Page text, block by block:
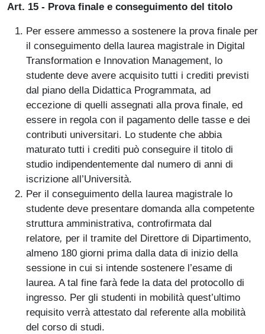
Art. 15 - Prova finale e conseguimento del titolo
Per essere ammesso a sostenere la prova finale per
il conseguimento della laurea magistrale in Digital
Transformation e Innovation Management, lo
studente deve avere acquisito tutti i crediti previsti
dal piano della Didattica Programmata, ad
eccezione di quelli assegnati alla prova finale, ed
essere in regola con il pagamento delle tasse e dei
contributi universitari. Lo studente che abbia
maturato tutti i crediti può conseguire il titolo di
studio indipendentemente dal numero di anni di
iscrizione all’Università.
Per il conseguimento della laurea magistrale lo
studente deve presentare domanda alla competente
struttura amministrativa, controfirmata dal
relatore, per il tramite del Direttore di Dipartimento,
almeno 180 giorni prima dalla data di inizio della
sessione in cui si intende sostenere l’esame di
laurea. A tal fine farà fede la data del protocollo di
ingresso. Per gli studenti in mobilità quest’ultimo
requisito verrà attestato dal referente alla mobilità
del corso di studi.